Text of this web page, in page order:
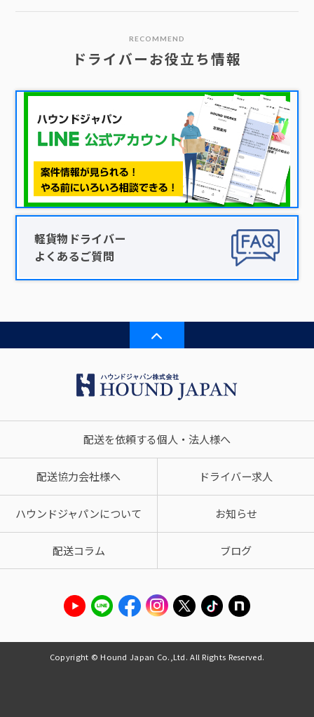
RECOMMEND
ドライバーお役立ち情報
軽貨物ドライバー
よくあるご質問
配送を依頼する個人・法人様へ
配送協力会社様へ ドライバー求人
ハウンドジャパンについて お知らせ
配送コラム ブログ
Copyright © Hound Japan Co.,Ltd. All Rights Reserved.